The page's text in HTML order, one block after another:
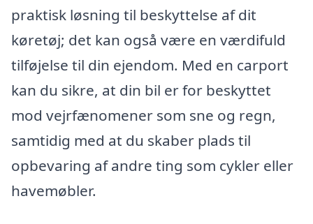
praktisk løsning til beskyttelse af dit
køretøj; det kan også være en værdifuld
tilføjelse til din ejendom. Med en carport
kan du sikre, at din bil er for beskyttet
mod vejrfænomener som sne og regn,
samtidig med at du skaber plads til
opbevaring af andre ting som cykler eller
havemøbler.